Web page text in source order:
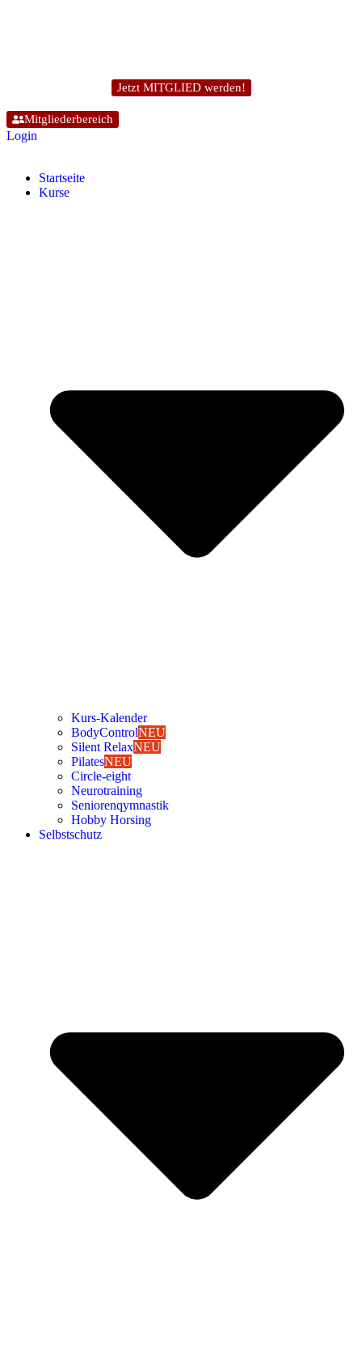
Jetzt MITGLIED werden!
Mitgliederbereich
Login
Start­sei­te
Kur­se
Kurs-Kalen­­der
Body­Con­trolNEU
Silent RelaxNEU
Pila­tesNEU
Cir­cle-eight
Neu­ro­trai­ning
Senio­ren­qym­nas­tik
Hob­by Hor­sing
Selbst­schutz